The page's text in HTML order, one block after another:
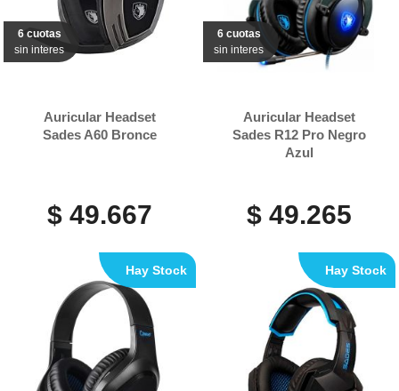
6 cuotas
sin interes
Auricular Headset
Sades A60 Bronce
$ 49.667
6 cuotas
sin interes
Auricular Headset
Sades R12 Pro Negro
Azul
$ 49.265
Hay Stock Hay Stock